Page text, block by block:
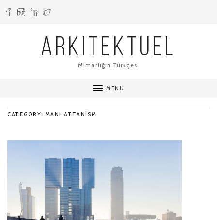
ARKITEKTUEL
Mimarlığın Türkçesi
MENU
CATEGORY: MANHATTANISM